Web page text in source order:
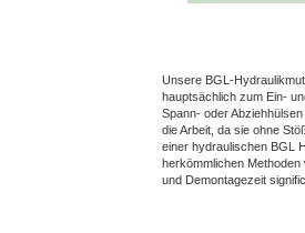
Unsere BGL-
hauptsächlich zum Ein-
Spann- oder
die Arbeit, da sie ohne
einer hydraulischen BGL
herkömmlichen
und Demontagezeit